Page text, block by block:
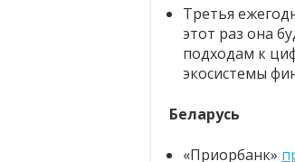
Третья
этот раз она
подходам к
экосистемы
Беларусь
«Приорбанк»